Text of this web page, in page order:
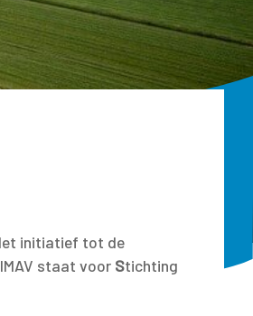
initiatief tot de
staat voor Stichting